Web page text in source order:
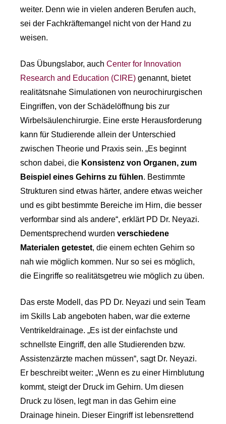
weiter. Denn wie in vielen anderen Berufen auch,
sei der Fachkräftemangel nicht von der Hand zu
weisen.
Das Übungslabor, auch Center for Innovation
Research and Education (CIRE) genannt, bietet
realitätsnahe Simulationen von neurochirurgischen
Eingriffen, von der Schädelöffnung bis zur
Wirbelsäulenchirurgie. Eine erste Herausforderung
kann für Studierende allein der Unterschied
zwischen Theorie und Praxis sein. „Es beginnt
schon dabei, die Konsistenz von Organen, zum
Beispiel eines Gehirns zu fühlen. Bestimmte
Strukturen sind etwas härter, andere etwas weicher
und es gibt bestimmte Bereiche im Hirn, die besser
verformbar sind als andere“, erklärt PD Dr. Neyazi.
Dementsprechend wurden verschiedene
Materialen getestet, die einem echten Gehirn so
nah wie möglich kommen. Nur so sei es möglich,
die Eingriffe so realitätsgetreu wie möglich zu üben.
Das erste Modell, das PD Dr. Neyazi und sein Team
im Skills Lab angeboten haben, war die externe
Ventrikeldrainage. „Es ist der einfachste und
schnellste Eingriff, den alle Studierenden bzw.
Assistenzärzte machen müssen“, sagt Dr. Neyazi.
Er beschreibt weiter: „Wenn es zu einer Hirnblutung
kommt, steigt der Druck im Gehirn. Um diesen
Druck zu lösen, legt man in das Gehirn eine
Drainage hinein. Dieser Eingriff ist lebensrettend